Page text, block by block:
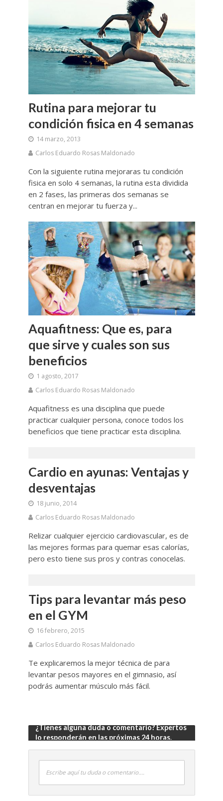
Rutina para mejorar tu
condición fisica en 4 semanas
14 marzo, 2013
Carlos Eduardo Rosas Maldonado
Con la siguiente rutina mejoraras tu condición
fisica en solo 4 semanas, la rutina esta dividida
en 2 fases, las primeras dos semanas se
centran en mejorar tu fuerza y...
Aquafitness: Que es, para
que sirve y cuales son sus
beneficios
1 agosto, 2017
Carlos Eduardo Rosas Maldonado
Aquafitness es una disciplina que puede
practicar cualquier persona, conoce todos los
beneficios que tiene practicar esta disciplina.
Cardio en ayunas: Ventajas y
desventajas
18 junio, 2014
Carlos Eduardo Rosas Maldonado
Relizar cualquier ejercicio cardiovascular, es de
las mejores formas para quemar esas calorías,
pero esto tiene sus pros y contras conocelas.
Tips para levantar más peso
en el GYM
16 febrero, 2015
Carlos Eduardo Rosas Maldonado
Te explicaremos la mejor técnica de para
levantar pesos mayores en el gimnasio, así
podrás aumentar músculo más fácil.
¿Tienes alguna duda o comentario? Expertos
lo responderán en las próximas 24 horas.
Escribe aquí tu duda o comentario....